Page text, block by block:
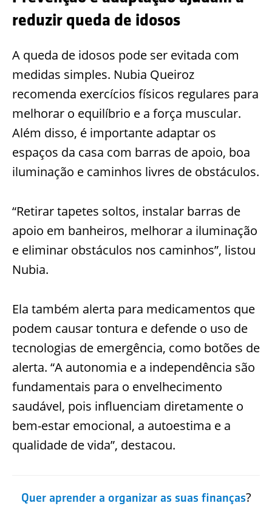
reduzir queda de idosos
A queda de idosos pode ser evitada com
medidas simples. Nubia Queiroz
recomenda exercícios físicos regulares para
melhorar o equilíbrio e a força muscular.
Além disso, é importante adaptar os
espaços da casa com barras de apoio, boa
iluminação e caminhos livres de obstáculos.
“Retirar tapetes soltos, instalar barras de
apoio em banheiros, melhorar a iluminação
e eliminar obstáculos nos caminhos”, listou
Nubia.
Ela também alerta para medicamentos que
podem causar tontura e defende o uso de
tecnologias de emergência, como botões de
alerta. “A autonomia e a independência são
fundamentais para o envelhecimento
saudável, pois influenciam diretamente o
bem-estar emocional, a autoestima e a
qualidade de vida”, destacou.
Quer aprender a organizar as suas finanças?